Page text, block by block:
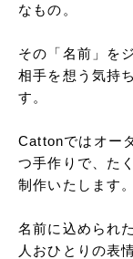
なもの。
その「名前」を
相手を想う気持
す。
Cattonではオー
つ手作りで、た
制作いたします。
名前に込められ
人おひとりの表